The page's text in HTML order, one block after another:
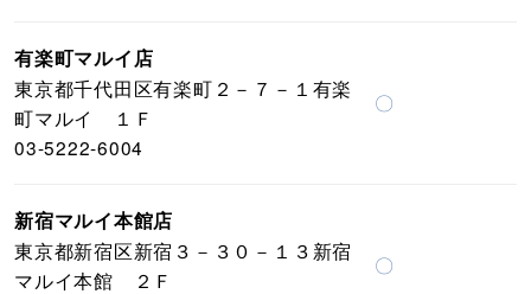
有楽町マルイ店
東京都千代田区有楽町２－７－１有楽
町マルイ １Ｆ
03-5222-6004
〇
新宿マルイ本館店
東京都新宿区新宿３－３０－１３新宿
マルイ本館 ２Ｆ
〇